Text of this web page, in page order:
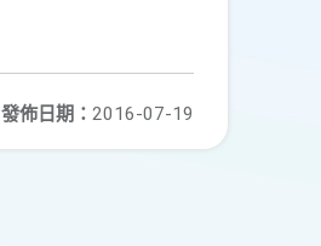
發佈日期： 2016-07-19